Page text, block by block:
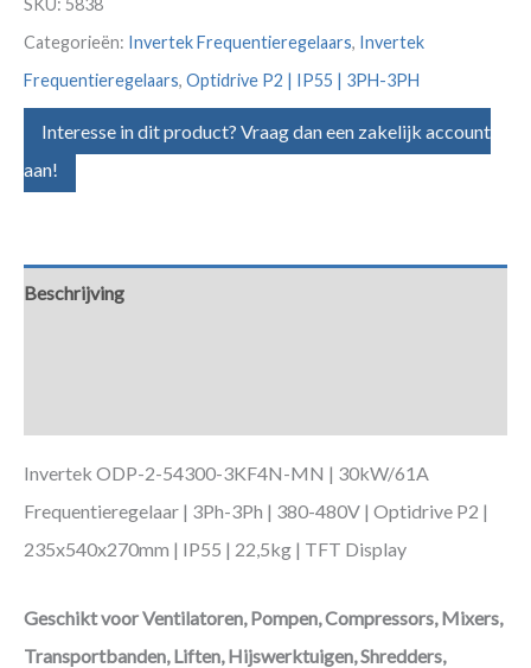
Categorieën: Invertek Frequentieregelaars, Invertek
Frequentieregelaars, Optidrive P2 | IP55 | 3PH-3PH
Interesse in dit product? Vraag dan een zakelijk account
aan!
Beschrijving
Invertek ODP-2-54300-3KF4N-MN | 30kW/61A
Frequentieregelaar | 3Ph-3Ph | 380-480V | Optidrive P2 |
235x540x270mm | IP55 | 22,5kg | TFT Display
Geschikt voor Ventilatoren, Pompen, Compressors, Mixers,
Transportbanden, Liften, Hijswerktuigen, Shredders,